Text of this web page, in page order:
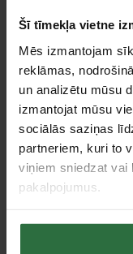
Šī tīmekļa vietne
Mēs izmantojam
reklāmas,
un analizētu mūsu
izmantojat mūsu
sociālās saziņas
partneriem, kuri to
viņiem sniedzat vai
pakalpojumus.
Balts pulveris
6,28 €